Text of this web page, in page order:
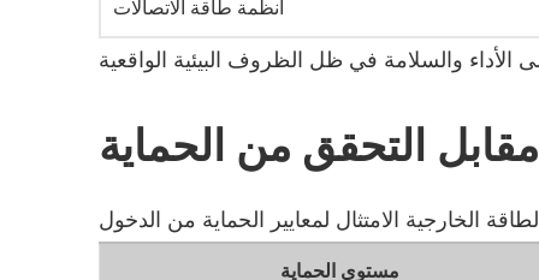
أنظمة طاقة الاتصالات
مستوى الحماية